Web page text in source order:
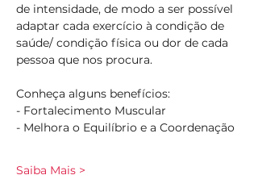
de intensidade, de modo a ser possível
adaptar cada exercício à condição de
saúde/ condição física ou dor de cada
pessoa que nos procura.
Conheça alguns benefícios:
- Fortalecimento Muscular
- Melhora o Equilíbrio e a Coordenação
Saiba Mais >